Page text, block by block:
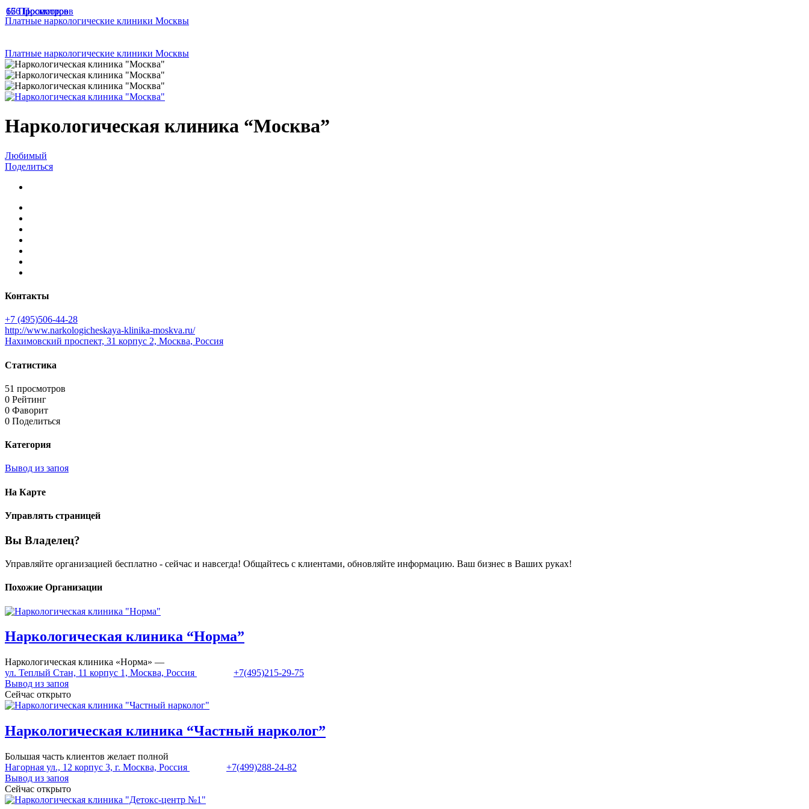
Платные наркологические клиники Москвы
Платные наркологические клиники Москвы
Наркологическая клиника “Москва”
Любимый
Поделиться
Контакты
+7 (495)506-44-28
http://www.narkologicheskaya-klinika-moskva.ru/
Нахимовский проспект, 31 корпус 2, Москва, Россия
Статистика
51 просмотров
0 Рейтинг
0 Фаворит
0 Поделиться
Категория
Вывод из запоя
На Карте
Управлять страницей
Вы Владелец?
Управляйте организацией бесплатно - сейчас и навсегда! Общайтесь с клиентами, обновляйте информацию. Ваш бизнес в Ваших руках!
Похожие Организации
166 Просмотров
Наркологическая клиника “Норма”
Наркологическая клиника «Норма» —
ул. Теплый Стан, 11 корпус 1, Москва, Россия
+7(495)215-29-75
Вывод из запоя
Сейчас открыто
67 Просмотров
Наркологическая клиника “Частный нарколог”
Большая часть клиентов желает полной
Нагорная ул., 12 корпус 3, г. Москва, Россия
+7(499)288-24-82
Вывод из запоя
Сейчас открыто
65 Просмотров